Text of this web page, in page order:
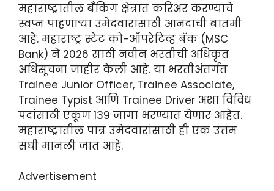
महाराष्ट्रातील बँकिंग क्षेत्रात करिअर करण्याचे
स्वप्न पाहणाऱ्या उमेदवारांसाठी आनंदाची बातमी
आहे. महाराष्ट्र स्टेट को-ऑपरेटिव्ह बँक (MSC
Bank) ने 2026 साठी नवीन भरतीची अधिकृत
अधिसूचना जाहीर केली आहे. या भरतीअंतर्गत
Trainee Junior Officer, Trainee Associate,
Trainee Typist आणि Trainee Driver अशा विविध
पदांसाठी एकूण 139 जागा भरण्यात येणार आहेत.
महाराष्ट्रातील पात्र उमेदवारांसाठी ही एक उत्तम
संधी मानली जात आहे.
Advertisement